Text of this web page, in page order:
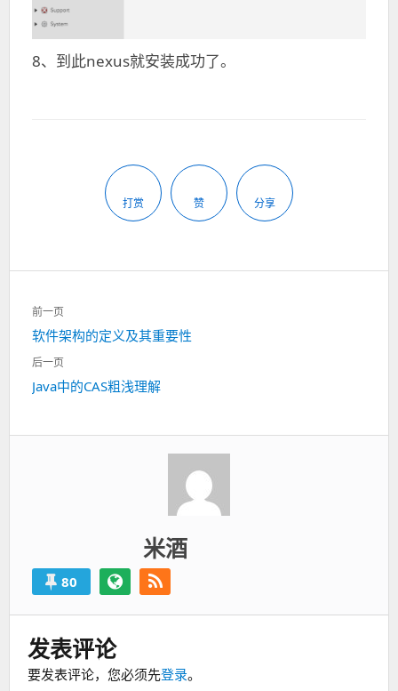
8、到此nexus就安装成功了。
打赏 赞 分享
文
章
导
航
前一页
上
一
软件架构的定义及其重要性
后一页
下
Java中的CAS粗浅理解
米酒
80
发表评论
要发表评论，您必须先登录。